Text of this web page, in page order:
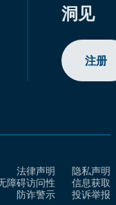
洞见
注册
法律声明
隐私声明
障碍访问性
信息获取
防诈警示
投诉举报